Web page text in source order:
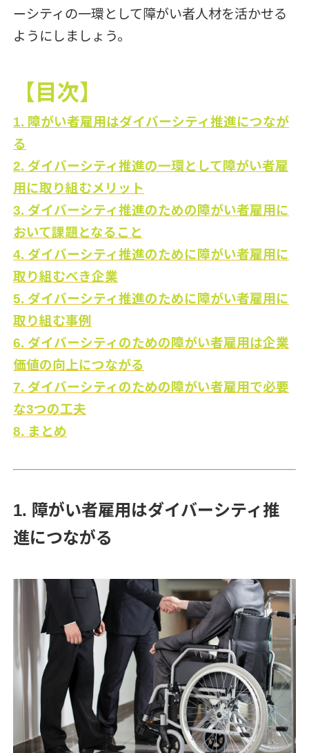
ーシティの一環として障がい者人材を活かせる
ようにしましょう。
【目次】
1. 障がい者雇用はダイバーシティ推進につなが
る
2. ダイバーシティ推進の一環として障がい者雇
用に取り組むメリット
3. ダイバーシティ推進のための障がい者雇用に
おいて課題となること
4. ダイバーシティ推進のために障がい者雇用に
取り組むべき企業
5. ダイバーシティ推進のために障がい者雇用に
取り組む事例
6. ダイバーシティのための障がい者雇用は企業
価値の向上につながる
7. ダイバーシティのための障がい者雇用で必要
な3つの工夫
8. まとめ
1. 障がい者雇用はダイバーシティ推
進につながる